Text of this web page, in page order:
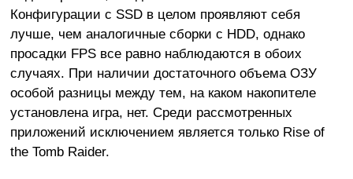
Конфигурации с SSD в целом проявляют себя
лучше, чем аналогичные сборки с HDD, однако
просадки FPS все равно наблюдаются в обоих
случаях. При наличии достаточного объема ОЗУ
особой разницы между тем, на каком накопителе
установлена игра, нет. Среди рассмотренных
приложений исключением является только Rise of
the Tomb Raider.